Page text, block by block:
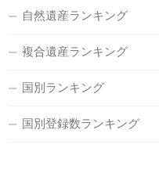
自然遺産ランキング
複合遺産ランキング
国別ランキング
国別登録数ランキング